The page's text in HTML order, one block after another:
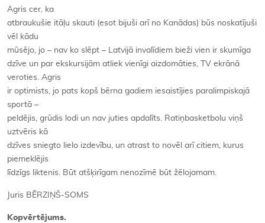
Agris cer, ka
atbraukušie itāļu skauti (esot bijuši arī no Kanādas) būs noskatījuši
vēl kādu
mūsējo, jo – nav ko slēpt – Latvijā invalīdiem bieži vien ir skumīga
dzīve un par ekskursijām atliek vienīgi aizdomāties, TV ekrānā
veroties. Agris
ir optimists, jo pats kopš bērna gadiem iesaistījies paralimpiskajā
sportā –
peldējis, grūdis lodi un nav juties apdalīts. Ratiņbasketbolu viņš
uztvēris kā
dzīves sniegto lielo izdevību, un atrast to novēl arī citiem, kurus
piemeklējis
līdzīgs liktenis. Būt atšķirīgam nenozīmē būt žēlojamam.
Juris BĒRZIŅŠ-SOMS
Kopvērtējums.